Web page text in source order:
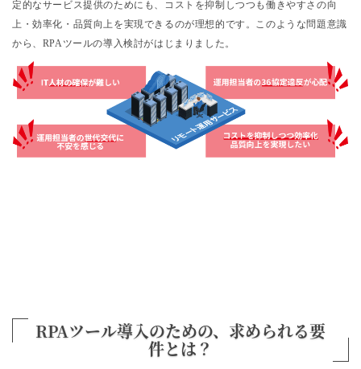
定的なサービス提供のためにも、コストを抑制しつつも働きやすさの向
上・効率化・品質向上を実現できるのが理想的です。このような問題意識
から、RPAツールの導入検討がはじまりました。
RPAツール導入のための、 求められる要
件とは？